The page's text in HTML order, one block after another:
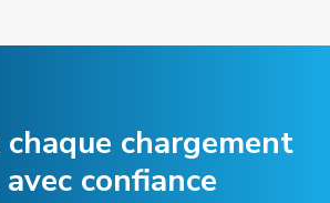
chargement
avec confiance